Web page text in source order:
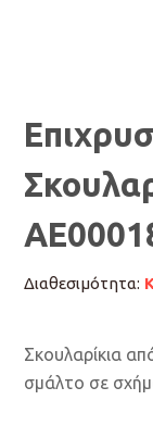
Διαθεσιμότητα:
Σκουλαρίκια
σμάλτο σε